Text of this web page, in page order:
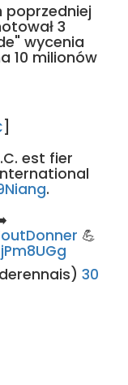
poprzedniej
3
wycenia
10 milionów
est fier
.
💪
30